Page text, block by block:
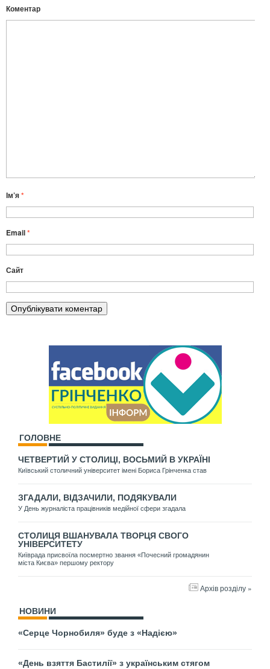
Коментар
Ім’я*
Email*
Сайт
ГОЛОВНЕ
ЧЕТВЕРТИЙ У СТОЛИЦІ, ВОСЬМИЙ В УКРАЇНІ
Київський столичний університет імені Бориса Грінченка став
ЗГАДАЛИ, ВІДЗАЧИЛИ, ПОДЯКУВАЛИ
У День журналіста працівників медійної сфери згадала
СТОЛИЦЯ ВШАНУВАЛА ТВОРЦЯ СВОГО
УНІВЕРСИТЕТУ
Київрада присвоїла посмертно звання «Почесний громадянин
міста Києва» першому ректору
Архів розділу »
НОВИНИ
«Серце Чорнобиля» буде з «Надією»
«День взяття Бастилії» з українським стягом